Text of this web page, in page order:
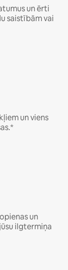
un ērti
saistībām vai
un viens
un
ilgtermiņa